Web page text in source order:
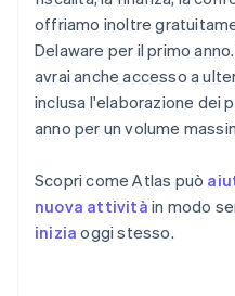
offriamo inoltre
Delaware per il primo
avrai anche accesso a
inclusa l'elaborazione dei
anno per un volume
Scopri come Atlas può
nuova attività in modo
inizia oggi stesso.